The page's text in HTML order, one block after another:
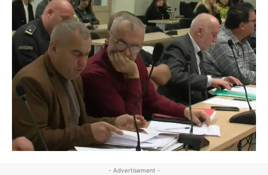
- Advertisement -